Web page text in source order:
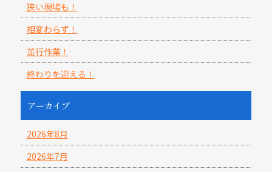
狭い現場も！
相変わらず！
並行作業！
終わりを迎える！
アーカイブ
2026年8月
2026年7月